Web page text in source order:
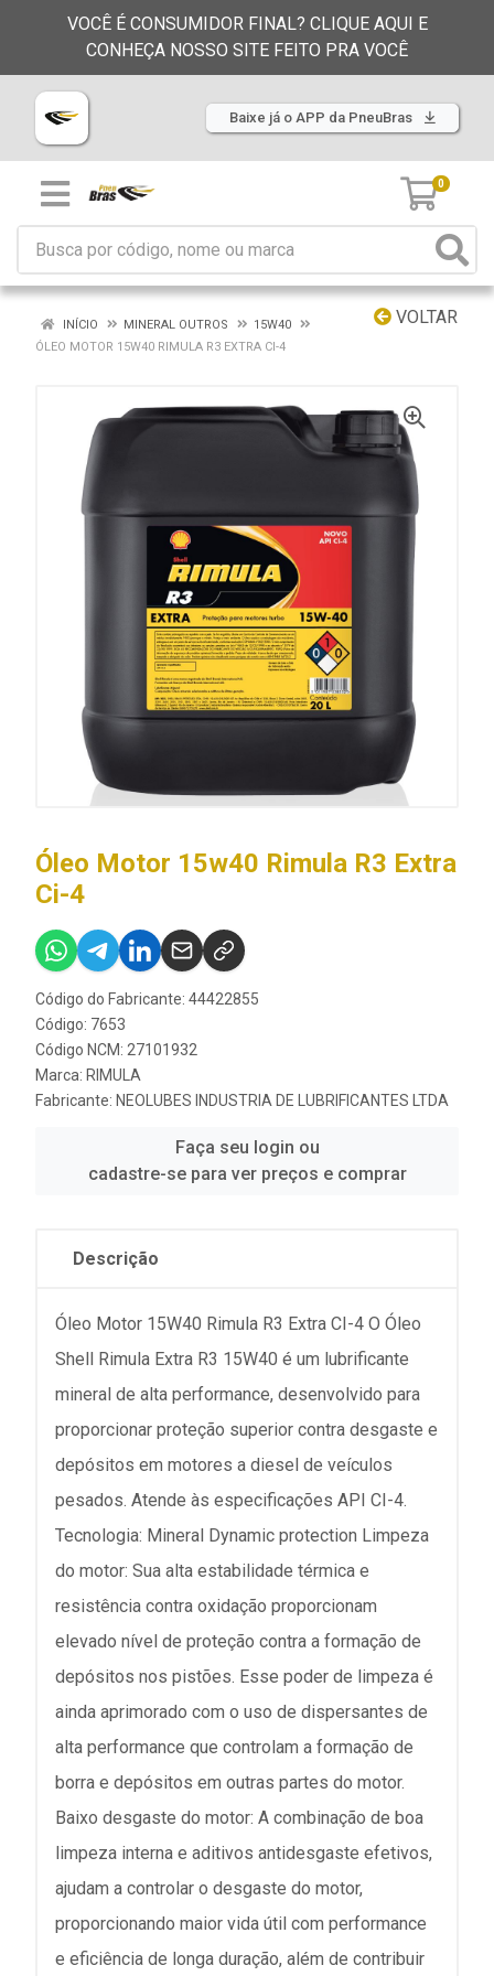
VOCÊ É CONSUMIDOR FINAL? CLIQUE AQUI E
CONHEÇA NOSSO SITE FEITO PRA VOCÊ
Baixe já o APP da PneuBras
0
VOLTAR
INÍCIO MINERAL OUTROS
15W40
ÓLEO MOTOR 15W40 RIMULA R3 EXTRA CI-4
Óleo Motor 15w40 Rimula R3 Extra
Ci-4
Código do Fabricante: 44422855
Código: 7653
Código NCM: 27101932
Marca: RIMULA
Fabricante: NEOLUBES INDUSTRIA DE LUBRIFICANTES LTDA
Faça seu login ou
cadastre-se para ver preços e comprar
Descrição
Óleo Motor 15W40 Rimula R3 Extra CI-4 O Óleo
Shell Rimula Extra R3 15W40 é um lubrificante
mineral de alta performance, desenvolvido para
proporcionar proteção superior contra desgaste e
depósitos em motores a diesel de veículos
pesados. Atende às especificações API CI-4.
Tecnologia: Mineral Dynamic protection Limpeza
do motor: Sua alta estabilidade térmica e
resistência contra oxidação proporcionam
elevado nível de proteção contra a formação de
depósitos nos pistões. Esse poder de limpeza é
ainda aprimorado com o uso de dispersantes de
alta performance que controlam a formação de
borra e depósitos em outras partes do motor.
Baixo desgaste do motor: A combinação de boa
limpeza interna e aditivos antidesgaste efetivos,
ajudam a controlar o desgaste do motor,
proporcionando maior vida útil com performance
e eficiência de longa duração, além de contribuir